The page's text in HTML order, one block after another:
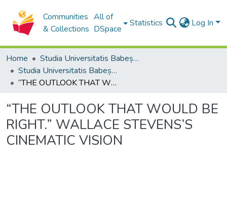
Communities
& Collections
All of
DSpace
Statistics Log In
Home
Studia Universitatis Babeș-Bolyai Collection
Studia Universitatis Babeș-Bolyai Philologia
“THE OUTLOOK THAT WOULD BE RIGHT.” WALLACE STEVENS’S CINEMATIC VISION
“THE OUTLOOK THAT WOULD BE
RIGHT.” WALLACE STEVENS’S
CINEMATIC VISION